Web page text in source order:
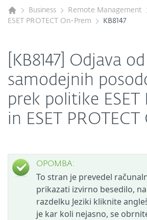
Business
Remote Management
ESET PROTECT On-Prem
KB8147
[KB8147] Odjava od
samodejnih
prek politike ESET
in ESET
OPOMBA:
To stran je prevedel
prikazati izvirno besedilo,
razdelku Jeziki kliknite
je kar koli nejasno, se